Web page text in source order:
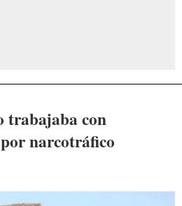
trabajaba con
narcotráfico